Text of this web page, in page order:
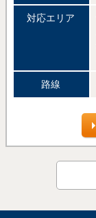
対応エリア
路線